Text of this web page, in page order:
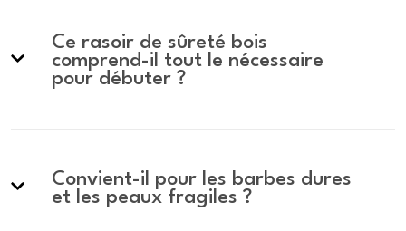
Ce rasoir de sûreté bois
comprend-il tout le nécessaire
pour débuter ?
Convient-il pour les barbes dures
et les peaux fragiles ?